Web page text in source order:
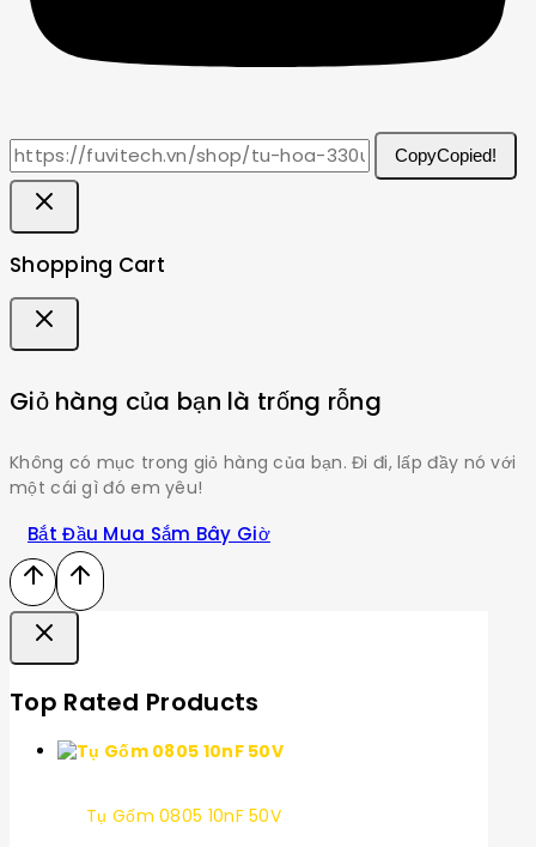
CopyCopied!
Shopping Cart
Giỏ hàng của bạn là trống rỗng
Không có mục trong giỏ hàng của bạn. Đi đi, lấp đầy nó với
một cái gì đó em yêu!
Bắt Đầu Mua Sắm Bây Giờ
Top Rated Products
Tụ Gốm 0805 10nF 50V